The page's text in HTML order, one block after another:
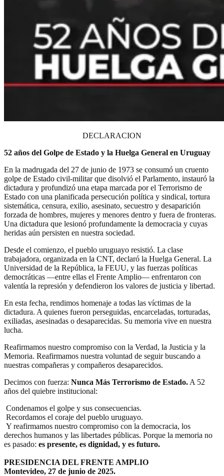
DECLARACION
52 años del Golpe de Estado y la Huelga General en Uruguay
En la madrugada del 27 de junio de 1973 se consumó un cruento
golpe de Estado civil-militar que disolvió el Parlamento, instauró la
dictadura y profundizó una etapa marcada por el Terrorismo de
Estado con una planificada persecución política y sindical, tortura
sistemática, censura, exilio, asesinato, secuestro y desaparición
forzada de hombres, mujeres y menores dentro y fuera de fronteras.
Una dictadura que lesionó profundamente la democracia y cuyas
heridas aún persisten en nuestra sociedad.
Desde el comienzo, el pueblo uruguayo resistió. La clase
trabajadora, organizada en la CNT, declaró la Huelga General. La
Universidad de la República, la FEUU, y las fuerzas políticas
democráticas —entre ellas el Frente Amplio— enfrentaron con
valentía la represión y defendieron los valores de justicia y libertad.
En esta fecha, rendimos homenaje a todas las víctimas de la
dictadura. A quienes fueron perseguidas, encarceladas, torturadas,
exiliadas, asesinadas o desaparecidas. Su memoria vive en nuestra
lucha.
Reafirmamos nuestro compromiso con la Verdad, la Justicia y la
Memoria. Reafirmamos nuestra voluntad de seguir buscando a
nuestras compañeras y compañeros desaparecidos.
Decimos con fuerza: Nunca Más Terrorismo de Estado. A 52
años del quiebre institucional:
Condenamos el golpe y sus consecuencias.
Recordamos el coraje del pueblo uruguayo.
Y reafirmamos nuestro compromiso con la democracia, los
derechos humanos y las libertades públicas. Porque la memoria no
es pasado: es presente, es dignidad, y es futuro.
PRESIDENCIA DEL FRENTE AMPLIO
Montevideo, 27 de junio de 2025.